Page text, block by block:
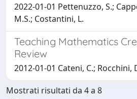
2022-01-01 Pettenuzzo, S.;
M.S.; Costantini, L.
Teaching Mathematics
Review
2012-01-01 Cateni, C.; Rocchini,
Mostrati risultati da 4 a 8